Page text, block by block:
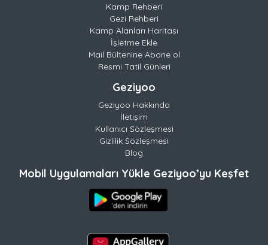
Kamp Rehberi
Gezi Rehberi
Kamp Alanları Haritası
İşletme Ekle
Mail Bültenine Abone ol
Resmi Tatil Günleri
Geziyoo
Geziyoo Hakkında
İletişim
Kullanıcı Sözleşmesi
Gizlilik Sözleşmesi
Blog
Mobil Uygulamaları Yükle Geziyoo’yu Keşfet